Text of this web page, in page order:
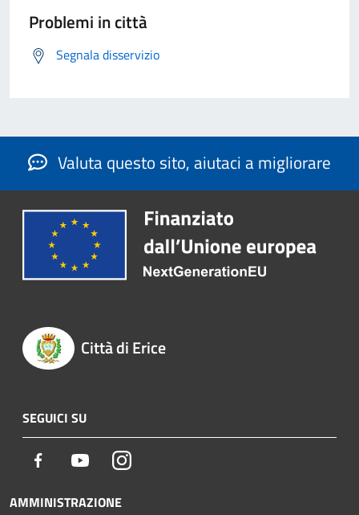
Problemi in città
Segnala disservizio
Valuta questo sito, aiutaci a migliorare
Città di Erice
SEGUICI SU
Facebook YoutubeInstagram
AMMINISTRAZIONE